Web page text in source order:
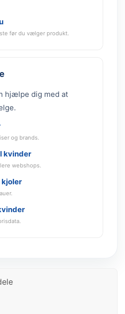
før du vælger produkt.
hjælpe dig med at
og brands.
kvinder
webshops.
kjoler